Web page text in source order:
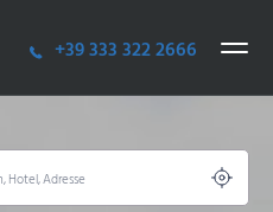
+39 333 322 2666
Hotel, Adresse